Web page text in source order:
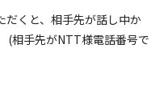
くと、相手先が話し中か
(相手先がNTT様電話番号で